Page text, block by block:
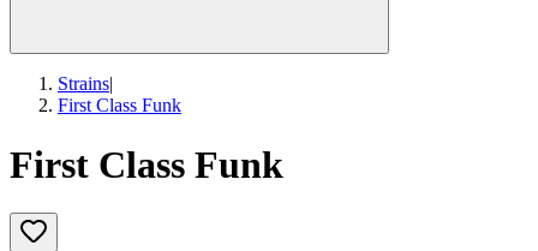
Strains|
First Class Funk
First Class Funk